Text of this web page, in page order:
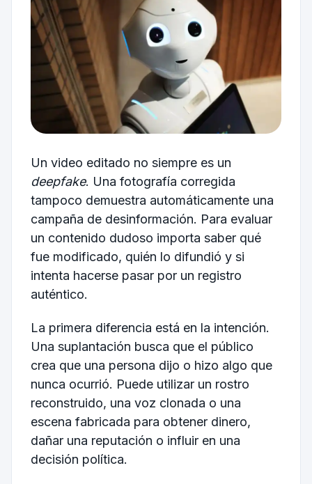
Un video editado no siempre es un
deepfake. Una fotografía corregida
tampoco demuestra automáticamente una
campaña de desinformación. Para evaluar
un contenido dudoso importa saber qué
fue modificado, quién lo difundió y si
intenta hacerse pasar por un registro
auténtico.
La primera diferencia está en la intención.
Una suplantación busca que el público
crea que una persona dijo o hizo algo que
nunca ocurrió. Puede utilizar un rostro
reconstruido, una voz clonada o una
escena fabricada para obtener dinero,
dañar una reputación o influir en una
decisión política.